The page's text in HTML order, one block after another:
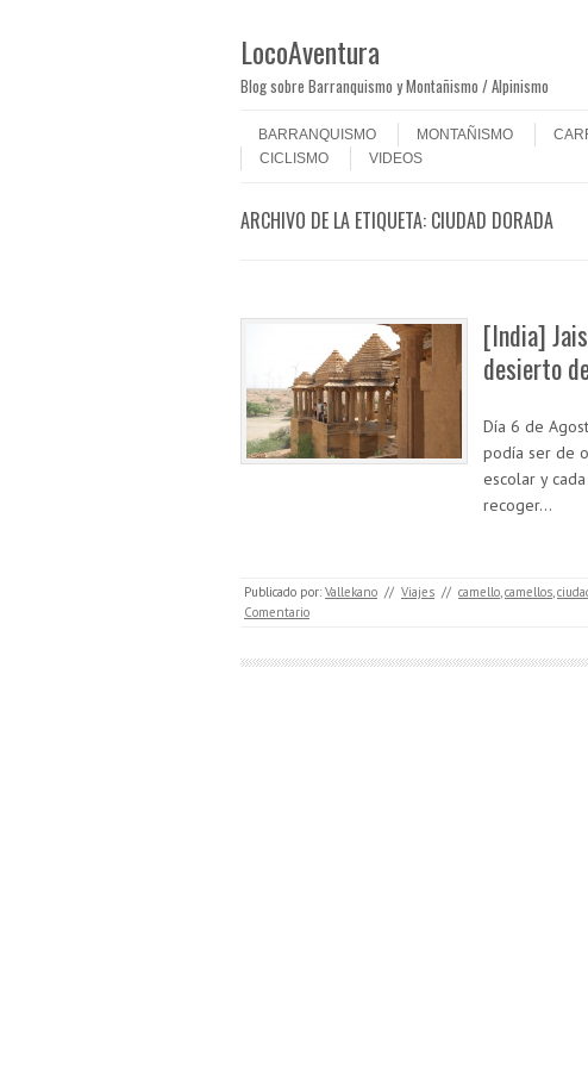
LocoAventura
Blog sobre Barranquismo y Montañismo / Alpinismo
Menú
BARRANQUISMO
MONTAÑISMO
CICLISMO
VIDEOS
ARCHIVO DE LA ETIQUETA: CIUDAD DORADA
[India]
desierto
Día 6 de
podía ser de
escolar y
recoger…
Publicado por: Vallekano // Viajes // camello,camellos,
Comentario